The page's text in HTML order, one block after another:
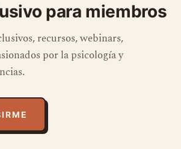
para miembros
recursos, webinars,
por la psicología y